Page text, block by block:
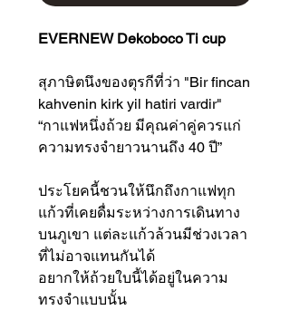
EVERNEW Dekoboco Ti cup
สุภาษิตนึงของตุรกีที่ว่า "Bir fincan
kahvenin kirk yil hatiri vardir"
“กาแฟหนึ่งถ้วย มีคุณค่าคู่ควรแก่
ความทรงจำยาวนานถึง 40 ปี”
ประโยคนี้ชวนให้นึกถึงกาแฟทุก
แก้วที่เคยดื่มระหว่างการเดินทาง
บนภูเขา แต่ละแก้วล้วนมีช่วงเวลา
ที่ไม่อาจแทนกันได้
อยากให้ถ้วยใบนี้ได้อยู่ในความ
ทรงจำแบบนั้น